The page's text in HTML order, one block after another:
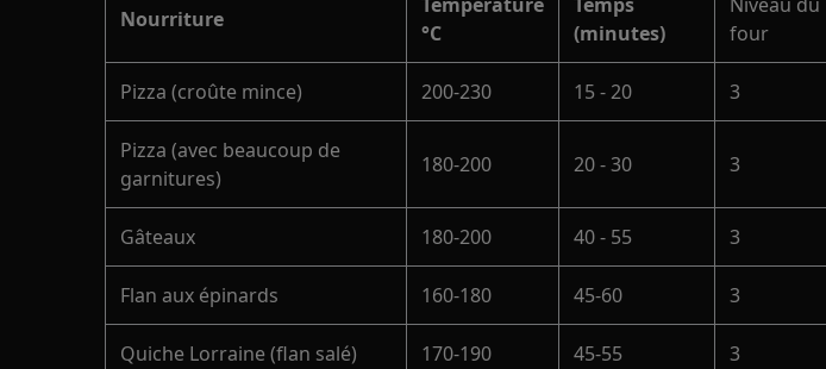
Nourriture
°C
(minutes)
four
Pizza (croûte mince) 200-230 15 - 20 3
Pizza (avec beaucoup de
garnitures)
180-200 20 - 30 3
Gâteaux 180-200 40 - 55 3
Flan aux épinards 160-180 45-60 3
Quiche Lorraine (flan salé) 170-190 45-55 3